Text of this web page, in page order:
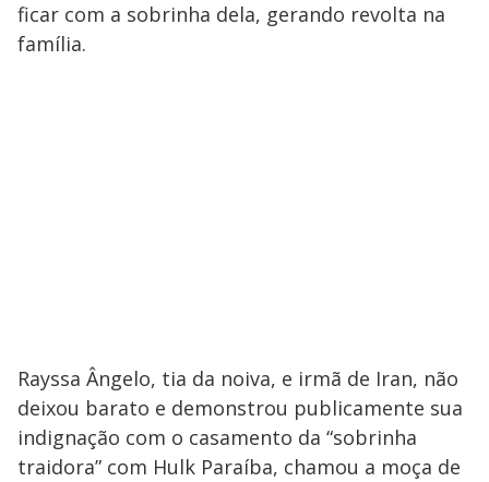
ficar com a sobrinha dela, gerando revolta na
família.
Rayssa Ângelo, tia da noiva, e irmã de Iran, não
deixou barato e demonstrou publicamente sua
indignação com o casamento da “sobrinha
traidora” com Hulk Paraíba, chamou a moça de